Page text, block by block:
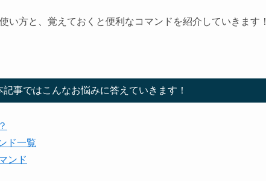
い方と、覚えておくと便利なコマンドを紹介していきます！
記事ではこんなお悩みに答えていきます！
ド一覧
ンド